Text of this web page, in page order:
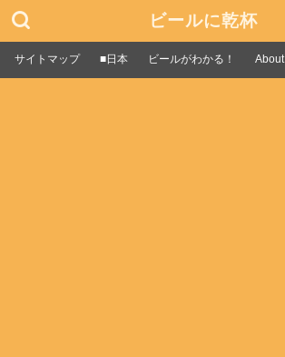
ビールに乾杯
サイトマップ ■日本 ビールがわかる！ About